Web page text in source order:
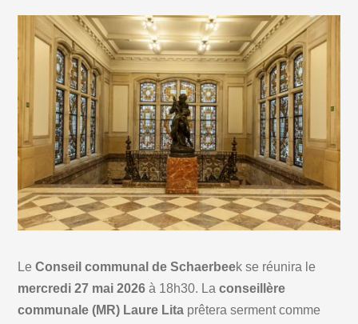
Le Conseil communal de Schaerbeek se réunira le
mercredi 27 mai 2026 à 18h30. Laconseillère
communale (MR) Laure Lita prêtera serment comme